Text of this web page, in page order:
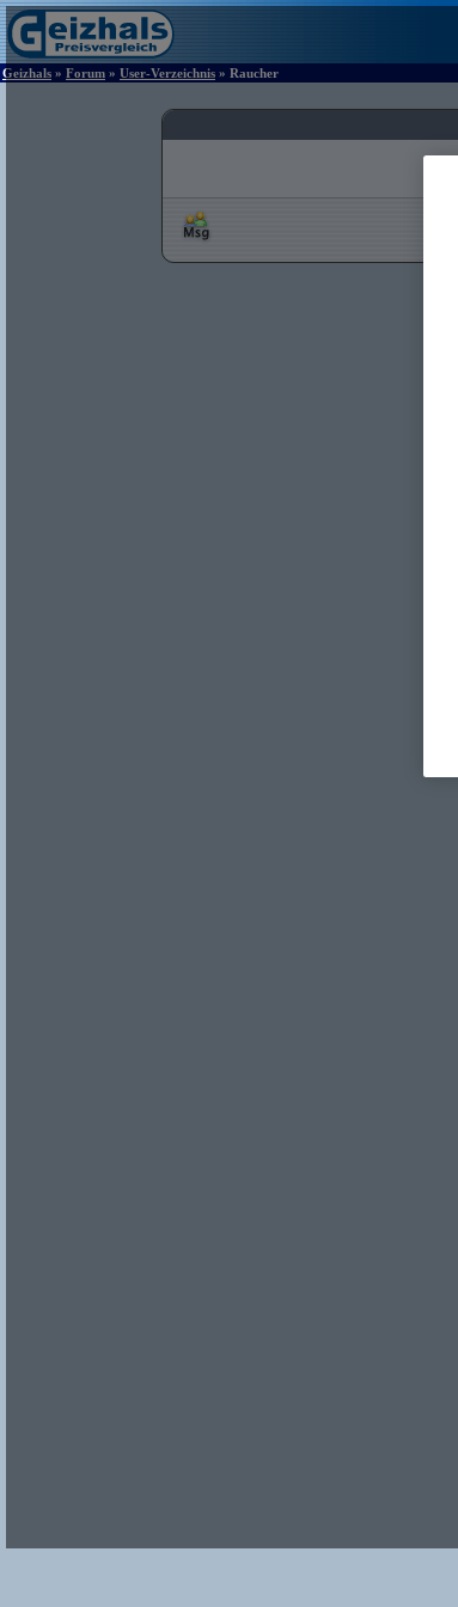
Geizhals » Forum » User-Verzeichnis » Raucher